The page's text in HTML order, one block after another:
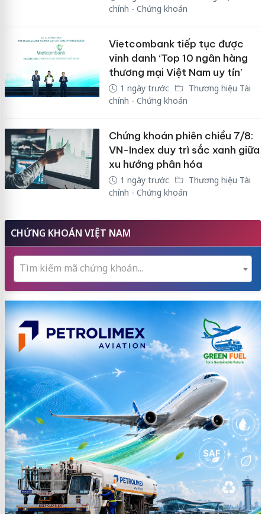
chính - Chứng khoán
Vietcombank tiếp tục được
vinh danh ‘Top 10 ngân hàng
thương mại Việt Nam uy tín’
1 ngày trước
Thương hiệu Tài
chính - Chứng khoán
Chứng khoán phiên chiều 7/8:
VN-Index duy trì sắc xanh giữa
xu hướng phân hóa
1 ngày trước
Thương hiệu Tài
chính - Chứng khoán
CHỨNG KHOÁN VIỆT NAM
Tìm kiếm mã chứng khoán...